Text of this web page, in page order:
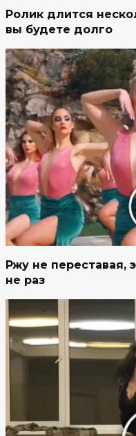
Ролик длится
вы будете долго
Ржу не переставая,
не раз